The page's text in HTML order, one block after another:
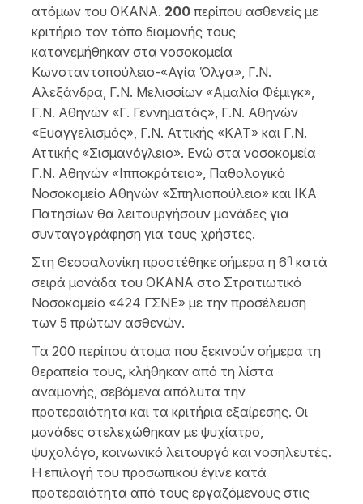
ατόμων του ΟΚΑΝΑ. 200 περίπου ασθενείς με
κριτήριο τον τόπο διαμονής τους
κατανεμήθηκαν στα νοσοκομεία
Κωνσταντοπούλειο-«Αγία Όλγα», Γ.Ν.
Αλεξάνδρα, Γ.Ν. Μελισσίων «Αμαλία Φέμιγκ»,
Γ.Ν. Αθηνών «Γ. Γεννηματάς», Γ.Ν. Αθηνών
«Ευαγγελισμός», Γ.Ν. Αττικής «ΚΑΤ» και Γ.Ν.
Αττικής «Σισμανόγλειο». Ενώ στα νοσοκομεία
Γ.Ν. Αθηνών «Ιπποκράτειο», Παθολογικό
Νοσοκομείο Αθηνών «Σπηλιοπούλειο» και ΙΚΑ
Πατησίων θα λειτουργήσουν μονάδες για
συνταγογράφηση για τους χρήστες.
Στη Θεσσαλονίκη προστέθηκε σήμερα η 6η κατά
σειρά μονάδα του ΟΚΑΝΑ στο Στρατιωτικό
Νοσοκομείο «424 ΓΣΝΕ» με την προσέλευση
των 5 πρώτων ασθενών.
Τα 200 περίπου άτομα που ξεκινούν σήμερα τη
θεραπεία τους, κλήθηκαν από τη λίστα
αναμονής, σεβόμενα απόλυτα την
προτεραιότητα και τα κριτήρια εξαίρεσης. Οι
μονάδες στελεχώθηκαν με ψυχίατρο,
ψυχολόγο, κοινωνικό λειτουργό και νοσηλευτές.
Η επιλογή του προσωπικού έγινε κατά
προτεραιότητα από τους εργαζόμενους στις